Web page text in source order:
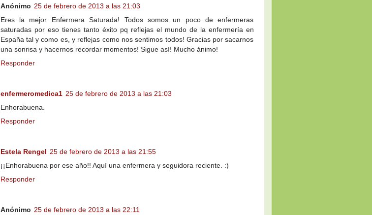
Anónimo 25 de febrero de 2013 a las 21:03
Eres la mejor Enfermera Saturada! Todos somos un poco de enfermeras
saturadas por eso tienes tanto éxito pq reflejas el mundo de la enfermería en
España tal y como es, y reflejas como nos sentimos todos! Gracias por sacarnos
una sonrisa y hacernos recordar momentos! Sigue así! Mucho ánimo!
Responder
enfermeromedica1 25 de febrero de 2013 a las 21:03
Enhorabuena.
Responder
Estela Rengel 25 de febrero de 2013 a las 21:55
¡¡Enhorabuena por ese año!! Aquí una enfermera y seguidora reciente. :)
Responder
Anónimo 25 de febrero de 2013 a las 22:11